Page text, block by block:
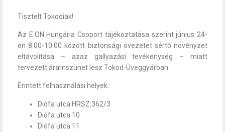
Tisztelt Tokodiak!
Az E.ON Hungária Csoport tájékoztatása szerint június 24-
én 8:00-10:00 között biztonsági övezetet sértő növényzet
eltávolítása – azaz gallyazási tevékenység – miatt
tervezett áramszünet lesz Tokod-Üveggyárban.
Érintett felhasználási helyek:
Diófa utca HRSZ:362/3
Diófa utca 10
Diófa utca 11